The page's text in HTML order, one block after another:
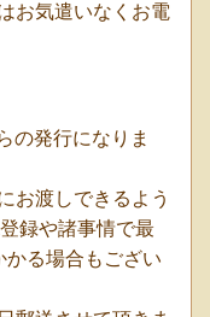
お気遣いなくお電
の発行になりま
お渡しできるよう
録や諸事情で最
る場合もござい